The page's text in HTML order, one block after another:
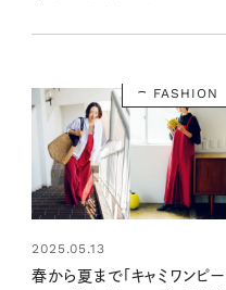
リンネル暮らし部
FASHION
2025.05.13
春から夏まで「キャミワンピー